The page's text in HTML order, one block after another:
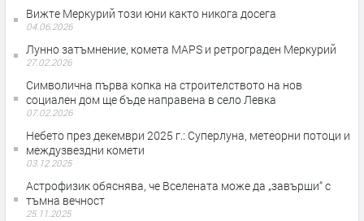
Вижте Меркурий този юни както никога досега
04.06.2026
Лунно затъмнение, комета MAPS и ретрограден Меркурий
27.02.2026
Символична първа копка на строителството на нов
социален дом ще бъде направена в село Левка
07.02.2026
Небето през декември 2025 г.: Суперлуна, метеорни потоци и
междузвездни комети
03.12.2025
Астрофизик обяснява, че Вселената може да „завърши“ с
тъмна вечност
25.11.2025